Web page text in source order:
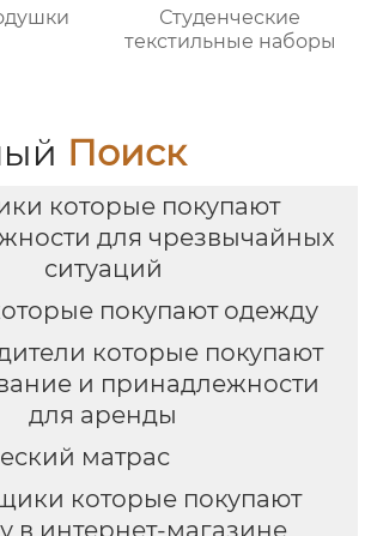
Студенческие
текстильные наборы
Поиск
которые покупают
для чрезвычайных
ситуаций
покупают одежду
которые покупают
и принадлежности
для аренды
матрас
которые покупают
в интернет-магазине